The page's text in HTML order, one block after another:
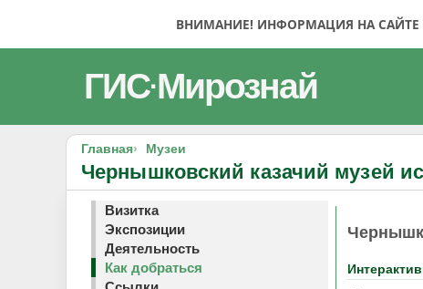
ВНИМАНИЕ! ИНФОРМАЦИЯ НА САЙТЕ
ГИС·Мирознай
Главная Музеи
Чернышковский казачий музей
Визитка
Экспозиции
Деятельность
Как добраться